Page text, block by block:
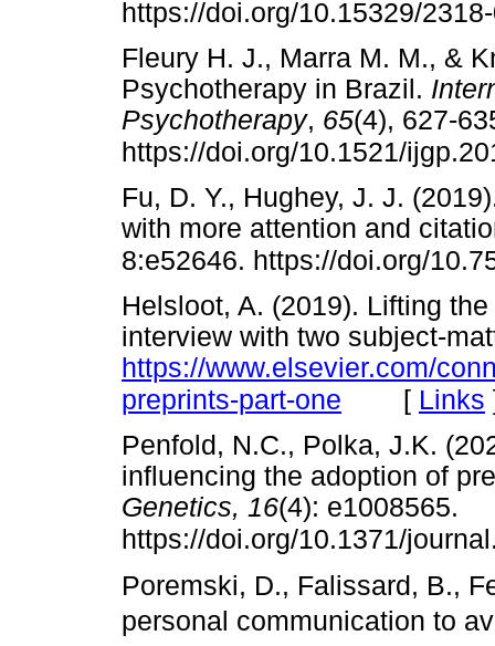
https://doi.org/10.15329/
Fleury H. J., Marra M. M., &
Psychotherapy in Brazil.
Psychotherapy, 65(4), 627-
https://doi.org/10.1521/
Fu, D. Y., Hughey, J. J.
with more attention and
8:e52646. https://doi.org/
Helsloot, A. (2019). Lifting
interview with two subject-
https://www.elsevier.com/
preprints-part-one [ Links
Penfold, N.C., Polka, J.K.
influencing the adoption of
Genetics, 16(4): e1008565.
https://doi.org/10.1371/
Poremski, D., Falissard, B.,
personal communication to